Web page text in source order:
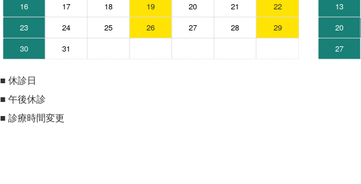
16
17 18 19 20 21
22
23
24 25 26 27 28
29
30
31
13
20
27
■ 休診日
■ 午後休診
■ 診療時間変更